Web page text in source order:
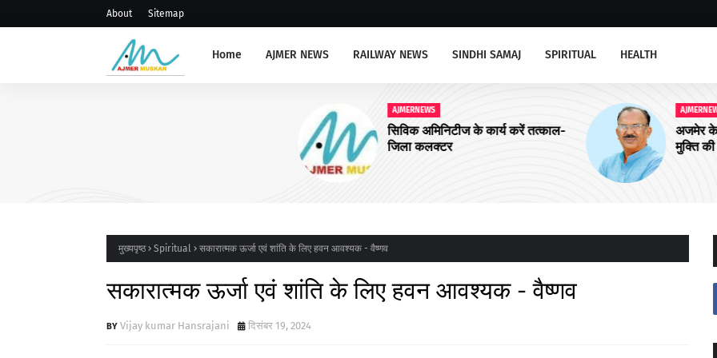
About Sitemap
Home AJMER NEWS RAILWAY NEWS SINDHI SAMAJ SPIRITUAL HEALTH
सिविक अमिनिटीज के कार्य करें तत्काल-
अजमेर के लिए बड़ी खबर : जल भराव से
मुक्ति की दिशा में अहम कदम, ड्रेनेज प्लान के
लिए 150 करोड़ रूपए मंजूर
मुख्यपृष्ठ Spiritual सकारात्मक ऊर्जा एवं शांति के लिए हवन आवश्यक - वैष्णव
सकारात्मक ऊर्जा एवं शांति के लिए हवन आवश्यक - वैष्णव
Vijay kumar Hansrajani दिसंबर 19, 2024